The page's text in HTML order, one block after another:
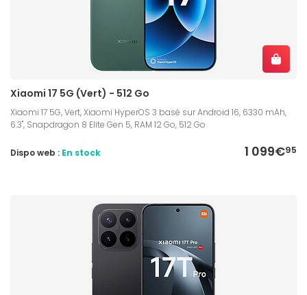
Xiaomi 17 5G (Vert) - 512 Go
Xiaomi 17 5G, Vert, Xiaomi HyperOS 3 basé sur Android 16, 6330 mAh,
6.3", Snapdragon 8 Elite Gen 5, RAM 12 Go, 512 Go
1 099€95
Dispo web : En stock